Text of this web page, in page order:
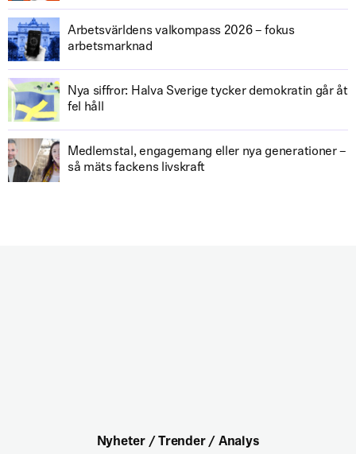
Arbetsvärldens valkompass 2026 – fokus
arbetsmarknad
Nya siffror: Halva Sverige tycker demokratin går åt
fel håll
Medlemstal, engagemang eller nya generationer –
så mäts fackens livskraft
Nyheter / Trender / Analys